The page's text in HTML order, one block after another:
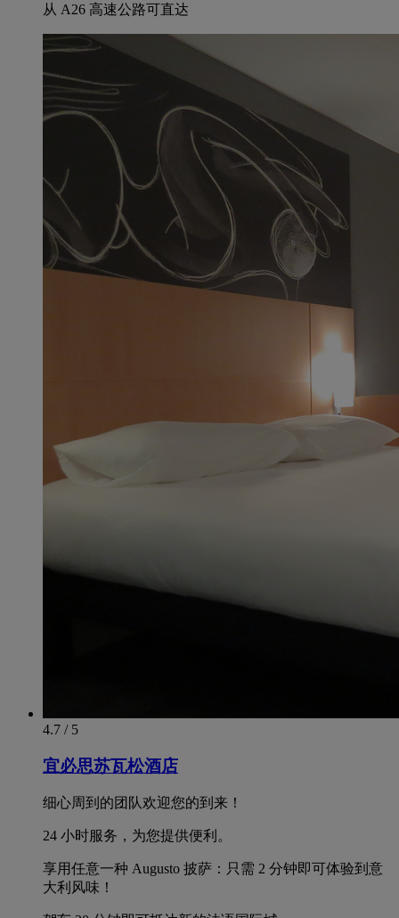
从 A26 高速公路可直达
4.7 / 5
宜必思苏瓦松酒店
细心周到的团队欢迎您的到来！
24 小时服务，为您提供便利。
享用任意一种 Augusto 披萨：只需 2 分钟即可体验到意
大利风味！